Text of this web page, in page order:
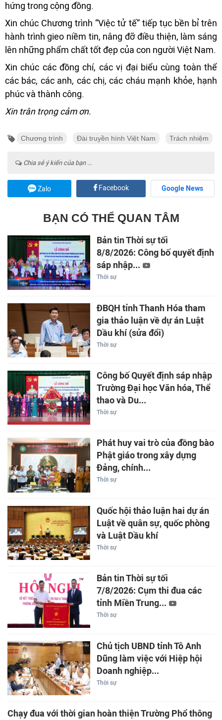
hứng trong cộng đồng.
Xin chúc Chương trình “Việc tử tế” tiếp tục bền bỉ trên
hành trình gieo niềm tin, nâng đỡ điều thiện, làm sáng
lên những phẩm chất tốt đẹp của con người Việt Nam.
Xin chúc các đồng chí, các vị đại biểu cùng toàn thể
các bác, các anh, các chị, các cháu mạnh khỏe, hạnh
phúc và thành công.
Xin trân trọng cảm ơn.
Chương trình Đài truyền hình Việt Nam Trách nhiệm
Chia sẻ ý kiến của bạn ...
Zalo Facebook Google News
BẠN CÓ THỂ QUAN TÂM
Bản tin Thời sự tối
8/8/2026: Công bố quyết định
sáp nhập...
Thời sự
ĐBQH tỉnh Thanh Hóa tham
gia thảo luận về dự án Luật
Dầu khí (sửa đổi)
Thời sự
Công bố Quyết định sáp nhập
Trường Đại học Văn hóa, Thể
thao và Du...
Thời sự
Phát huy vai trò của đồng bào
Phật giáo trong xây dựng
Đảng, chính...
Thời sự
Quốc hội thảo luận hai dự án
Luật về quân sự, quốc phòng
và Luật Dầu khí
Thời sự
Bản tin Thời sự tối
7/8/2026: Cụm thi đua các
tỉnh Miền Trung...
Thời sự
Chủ tịch UBND tỉnh Tô Anh
Dũng làm việc với Hiệp hội
Doanh nghiệp...
Thời sự
Chạy đua với thời gian hoàn thiện Trường Phổ thông